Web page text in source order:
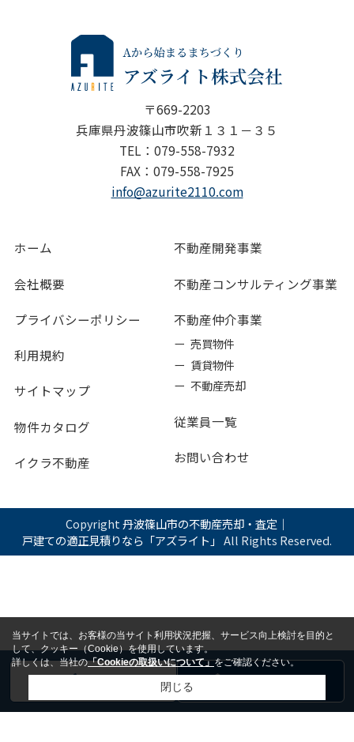
〒669-2203
兵庫県丹波篠山市吹新１３１－３５
TEL：079-558-7932
FAX：079-558-7925
info@azurite2110.com
ホーム
会社概要
プライバシーポリシー
利用規約
サイトマップ
物件カタログ
イクラ不動産
不動産開発事業
不動産コンサルティング事業
不動産仲介事業
ー 売買物件
ー 賃貸物件
ー 不動産売却
従業員一覧
お問い合わせ
Copyright丹波篠山市の不動産売却・査定｜
戸建ての適正見積りなら「アズライト」 All Rights Reserved.
電話 お問い合わせ
当サイトでは、お客様の当サイト利用状況把握、サービス向上検討を目的と
して、クッキー（Cookie）を使用しています。
詳しくは、当社の「Cookieの取扱いについて」をご確認ください。
閉じる